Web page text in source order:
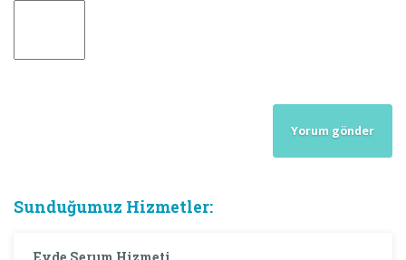
Sunduğumuz Hizmetler:
Evde Serum Hizmeti